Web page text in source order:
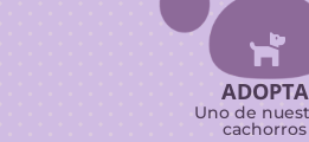

ADOPTA
Uno de
cachorros